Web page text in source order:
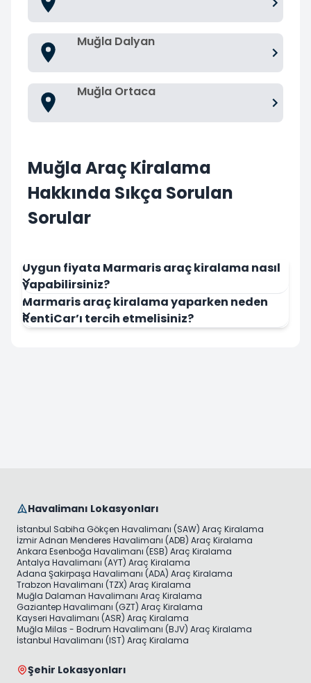
Muğla Dalyan
Muğla Ortaca
Muğla Araç Kiralama
Hakkında Sıkça Sorulan
Sorular
Uygun fiyata Marmaris araç kiralama nasıl
yapabilirsiniz?
Marmaris araç kiralama yaparken neden
RentiCar’ı tercih etmelisiniz?
Havalimanı Lokasyonları
İstanbul Sabiha Gökçen Havalimanı (SAW) Araç Kiralama
İzmir Adnan Menderes Havalimanı (ADB) Araç Kiralama
Ankara Esenboğa Havalimanı (ESB) Araç Kiralama
Antalya Havalimanı (AYT) Araç Kiralama
Adana Şakirpaşa Havalimanı (ADA) Araç Kiralama
Trabzon Havalimanı (TZX) Araç Kiralama
Muğla Dalaman Havalimanı Araç Kiralama
Gaziantep Havalimanı (GZT) Araç Kiralama
Kayseri Havalimanı (ASR) Araç Kiralama
Muğla Milas - Bodrum Havalimanı (BJV) Araç Kiralama
İstanbul Havalimanı (IST) Araç Kiralama
Şehir Lokasyonları